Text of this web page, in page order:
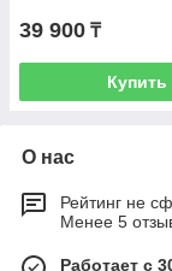
39 900 ₸
Купить
О нас
Рейтинг не
Менее 5
Работает с